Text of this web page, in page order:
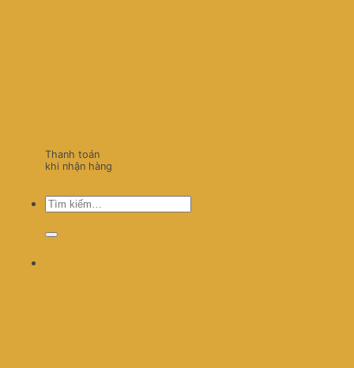
Thanh toán
khi nhận hàng
Tìm